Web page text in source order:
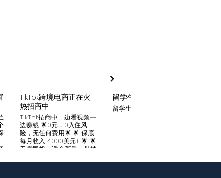
TikTok跨境电商正在火
热招商中
TikTok招商中，边看视频一
边赚钱 🌟0元，0入住风
险，无任何费用🌟 🌟 保底
每月收入 4000美元+ 🌟 🌟
无需囤货，适合新手，带娃
商，有来自世界各地的服
留学生贷款
留学生贷款专业平台
风险